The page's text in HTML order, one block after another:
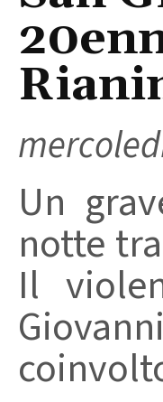
Un
notte
Il